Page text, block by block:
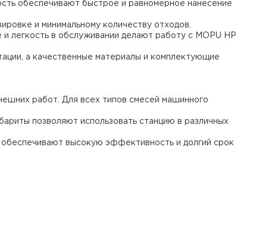
обеспечивают быстрое и равномерное нанесение
и минимальному количеству отходов.
легкость в обслуживании делают работу с MOPU HP
а качественные материалы и комплектующие
работ. Для всех типов смесей машинного
позволяют использовать станцию в различных
высокую эффективность и долгий срок